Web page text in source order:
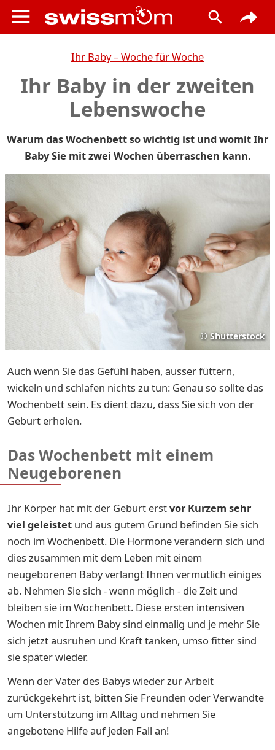
Ihr Baby – Woche für Woche
Ihr Baby in der zweiten
Lebenswoche
Warum das Wochenbett so wichtig ist und womit Ihr
Baby Sie mit zwei Wochen überraschen kann.
© Shutterstock
Auch wenn Sie das Gefühl haben, ausser füttern,
wickeln und schlafen nichts zu tun: Genau so sollte das
Wochenbett sein. Es dient dazu, dass Sie sich von der
Geburt erholen.
Das Wochenbett mit einem
Neugeborenen
Ihr Körper hat mit der Geburt erstvor Kurzem sehr
viel geleistet und aus gutem Grund befinden Sie sich
noch im Wochenbett. Die Hormone verändern sich und
dies zusammen mit dem Leben mit einem
neugeborenen Baby verlangt Ihnen vermutlich einiges
ab. Nehmen Sie sich - wenn möglich - die Zeit und
bleiben sie im Wochenbett. Diese ersten intensiven
Wochen mit Ihrem Baby sind einmalig und je mehr Sie
sich jetzt ausruhen und Kraft tanken, umso fitter sind
sie später wieder.
Wenn der Vater des Babys wieder zur Arbeit
zurückgekehrt ist, bitten Sie Freunden oder Verwandte
um Unterstützung im Alltag und nehmen Sie
angebotene Hilfe auf jeden Fall an!